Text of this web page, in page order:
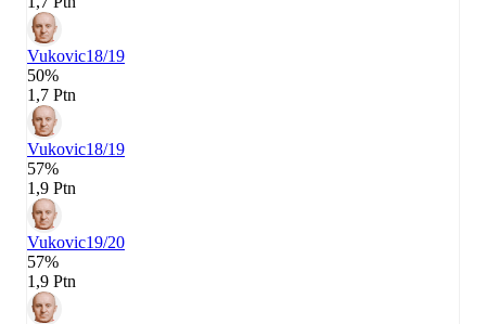
Vukovic18/19
50%
1,7 Ptn
Vukovic18/19
57%
1,9 Ptn
Vukovic19/20
57%
1,9 Ptn